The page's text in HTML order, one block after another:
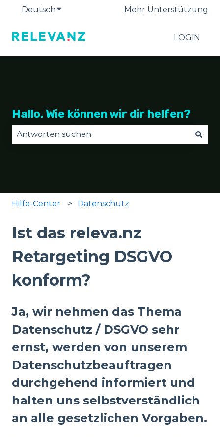
Deutsch Untermenü für Übersetzungen
Mehr Unterstützung
LOGIN
Hallo. Wie können wir dir helfen?
Hilfe-Center Datenschutz
Ist das releva.nz
Retargeting DSGVO
konform?
Ja, wir nehmen das Thema
Datenschutz / DSGVO sehr
ernst, werden von unserem
Datenschutzbeauftragen
durchgehend informiert und
halten uns selbstverständlich
an alle gesetzlichen Vorgaben.